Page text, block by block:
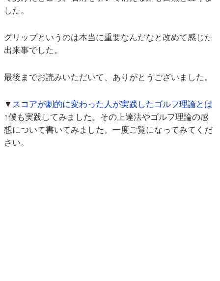
した。
グリップというのは本当に重要なんだなと改めて感じた
出来事でした。
最後までお読みいただいて、ありがとうございました。
▼ スコアが劇的に変わった人が実践したゴルフ理論とは
↑僕も実践してみました。その上達法やゴルフ理論の感
想について書いてみました。一度ご覧になってみてくだ
さい。